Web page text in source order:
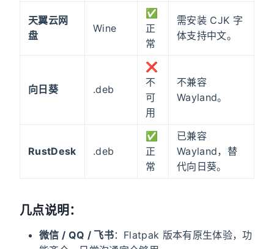
天翼云网
盘
Wine
✅
正
常
需安装 CJK 字
体支持中文。
向日葵 .deb
❌
不
可
用
不兼容
Wayland。
RustDesk .deb
✅
正
常
已兼容
Wayland，替
代向日葵。
几点说明：
微信 / QQ / 飞书：Flatpak 版本有原生体验，功